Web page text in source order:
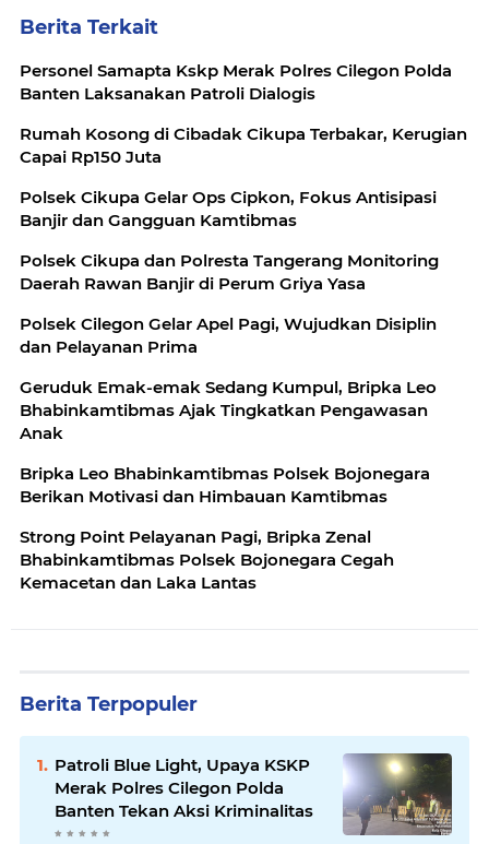
Berita Terkait
Personel Samapta Kskp Merak Polres Cilegon Polda
Banten Laksanakan Patroli Dialogis
Rumah Kosong di Cibadak Cikupa Terbakar, Kerugian
Capai Rp150 Juta
Polsek Cikupa Gelar Ops Cipkon, Fokus Antisipasi
Banjir dan Gangguan Kamtibmas
Polsek Cikupa dan Polresta Tangerang Monitoring
Daerah Rawan Banjir di Perum Griya Yasa
Polsek Cilegon Gelar Apel Pagi, Wujudkan Disiplin
dan Pelayanan Prima
Geruduk Emak-emak Sedang Kumpul, Bripka Leo
Bhabinkamtibmas Ajak Tingkatkan Pengawasan
Anak
Bripka Leo Bhabinkamtibmas Polsek Bojonegara
Berikan Motivasi dan Himbauan Kamtibmas
Strong Point Pelayanan Pagi, Bripka Zenal
Bhabinkamtibmas Polsek Bojonegara Cegah
Kemacetan dan Laka Lantas
Berita Terpopuler
Patroli Blue Light, Upaya KSKP
Merak Polres Cilegon Polda
Banten Tekan Aksi Kriminalitas